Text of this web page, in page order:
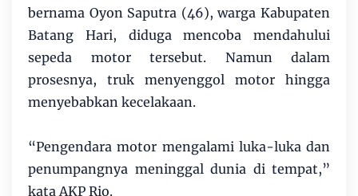
bernama Oyon Saputra (46), warga Kabupaten
Batang Hari, diduga mencoba mendahului
sepeda motor tersebut. Namun dalam
prosesnya, truk menyenggol motor hingga
menyebabkan kecelakaan.
“Pengendara motor mengalami luka-luka dan
penumpangnya meninggal dunia di tempat,”
kata AKP Rio.